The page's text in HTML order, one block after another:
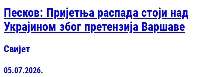
Песков: Пријетња распада стоји над
Украјином због претензија Варшаве
Свијет
05.07.2026.